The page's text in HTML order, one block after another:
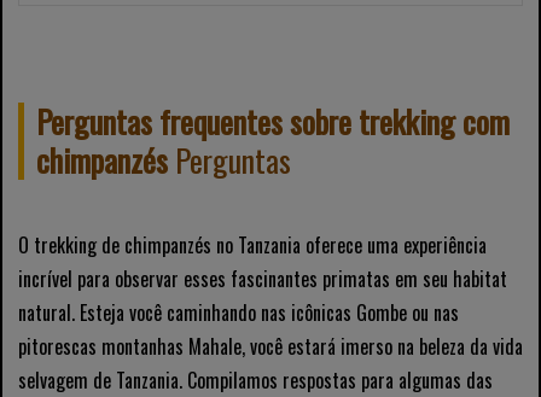
Perguntas frequentes sobre trekking com
chimpanzés Perguntas
O trekking de chimpanzés no Tanzania oferece uma experiência
incrível para observar esses fascinantes primatas em seu habitat
natural. Esteja você caminhando nas icônicas Gombe ou nas
pitorescas montanhas Mahale, você estará imerso na beleza da vida
selvagem de Tanzania. Compilamos respostas para algumas das